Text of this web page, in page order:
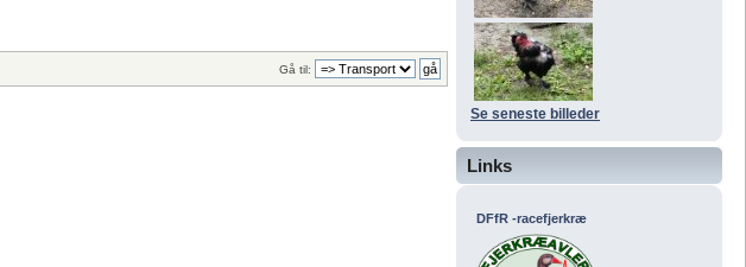
Se seneste billeder
Links
DFfR -racefjerkræ
Gå til: